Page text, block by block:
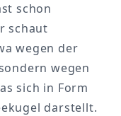
schon
schaut
wegen der
wegen
sich in Form
darstellt.